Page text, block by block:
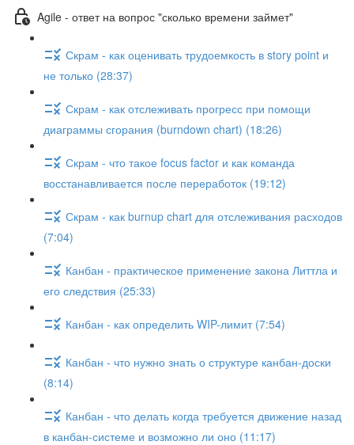
Agile - ответ на вопрос "сколько времени займет"
Скрам - как оценивать трудоемкость в story point и
не только (28:37)
Скрам - как отслеживать прогресс при помощи
диаграммы сгорания (burndown chart) (18:26)
Скрам - что такое focus factor и как команда
восстанавливается после переработок (19:12)
Скрам - как burnup chart для отслеживания расходов
(7:04)
Канбан - практическое применение закона Литтла и
его следствия (25:33)
Канбан - как определить WIP-лимит (7:54)
Канбан - что нужно знать о структуре канбан-доски
(8:14)
Канбан - что делать когда требуется движение назад
в канбан-системе и возможно ли оно (11:17)